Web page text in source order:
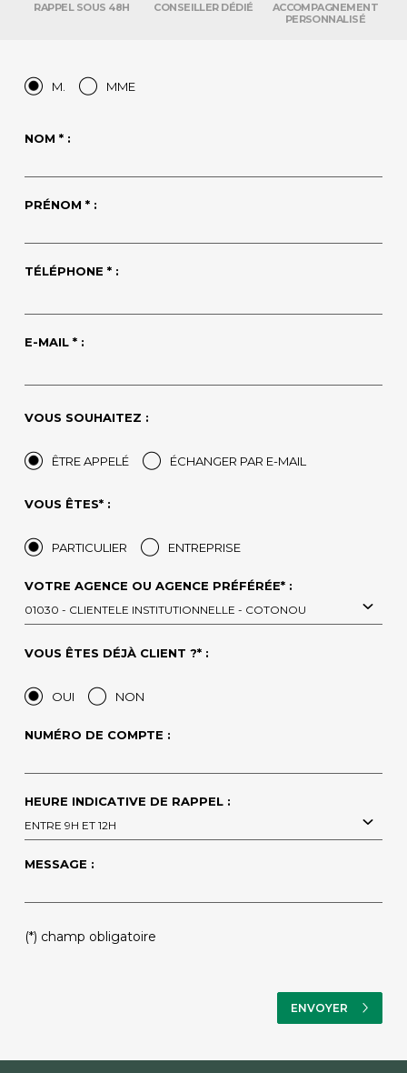
RAPPEL SOUS 48H CONSEILLER DÉDIÉ
ACCOMPAGNEMENT
PERSONNALISÉ
M. MME
NOM * :
PRÉNOM * :
TÉLÉPHONE * :
E-MAIL * :
VOUS SOUHAITEZ :
ÊTRE APPELÉ ÉCHANGER PAR E-MAIL
VOUS ÊTES* :
PARTICULIER ENTREPRISE
VOTRE AGENCE OU AGENCE PRÉFÉRÉE* :
01030 - CLIENTELE INSTITUTIONNELLE - COTONOU
VOUS ÊTES DÉJÀ CLIENT ?* :
OUI NON
NUMÉRO DE COMPTE :
HEURE INDICATIVE DE RAPPEL :
ENTRE 9H ET 12H
MESSAGE :
PLEASE
LEAVE
(*) champ obligatoire